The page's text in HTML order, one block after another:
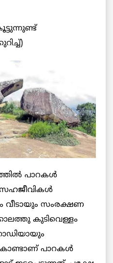
പാറകൾ
സഹജീവികൾ
വീടായും സംരക്ഷണ
കുടിവെള്ളം
പാറകൾ